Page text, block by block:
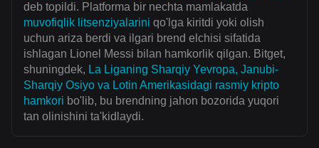
deb topildi. Platforma bir nechta mamlakatda
muvofiqlik litsenziyalarini qo'lga kiritdi yoki olish
uchun ariza berdi va ilgari brend elchisi sifatida
ishlagan Lionel Messi bilan hamkorlik qilgan. Bitget,
shuningdek, La Liganing Sharqiy Yevropa, Janubi-
Sharqiy Osiyo va Lotin Amerikasidagi rasmiy kripto
hamkori bo'lib, bu brendning jahon bozorida yuqori
tan olinishini ta'kidlaydi.